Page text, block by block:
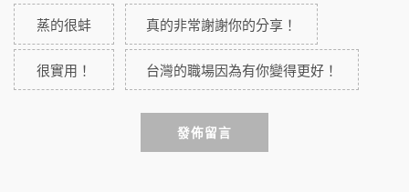
蒸的很蚌 真的非常謝謝你的分享！
很實用！ 台灣的職場因為有你變得更好！
發佈留言